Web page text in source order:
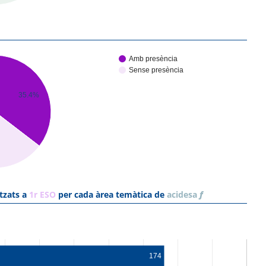
Amb presència
Sense presència
35.4%
a 1r ESO per cada àrea temàtica de acidesa f
174